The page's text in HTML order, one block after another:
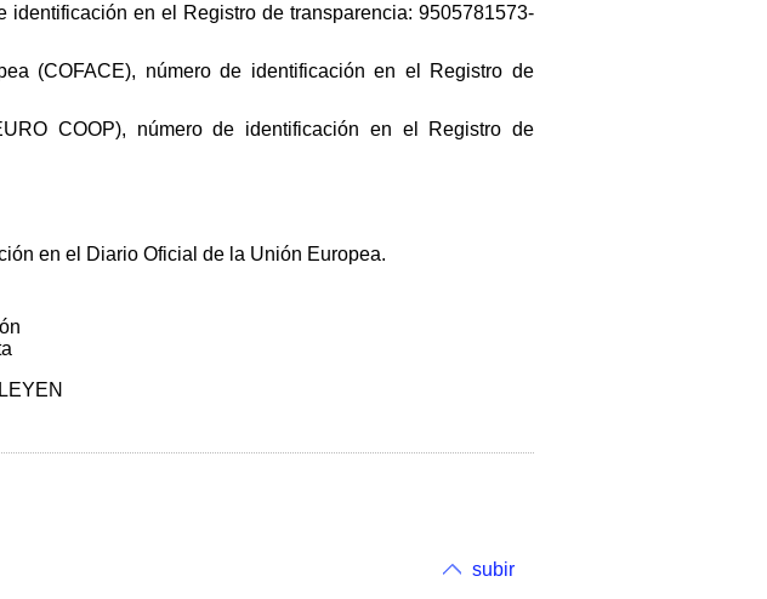
en el Registro de transparencia: 9505781573-
(COFACE), número de identificación en el Registro de
COOP), número de identificación en el Registro de
en el Diario Oficial de la Unión Europea.
subir